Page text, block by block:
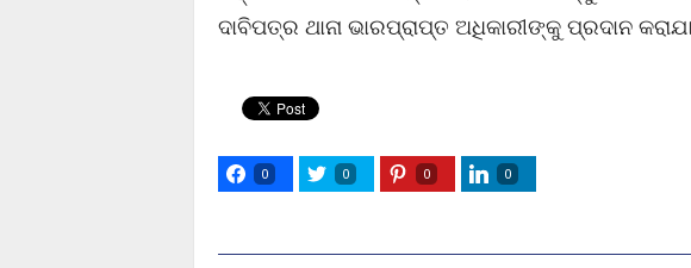
ଦାବିପତ୍ର ଥାନା ଭାରପ୍ରାପ୍ତ ଅଧିକାରୀଙ୍କୁ ପ୍ରଦାନ
0 0 0 0